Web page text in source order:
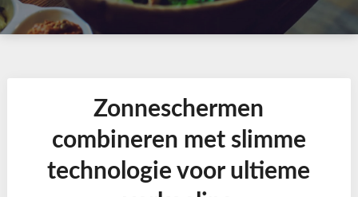
Zonneschermen
combineren met slimme
technologie voor ultieme